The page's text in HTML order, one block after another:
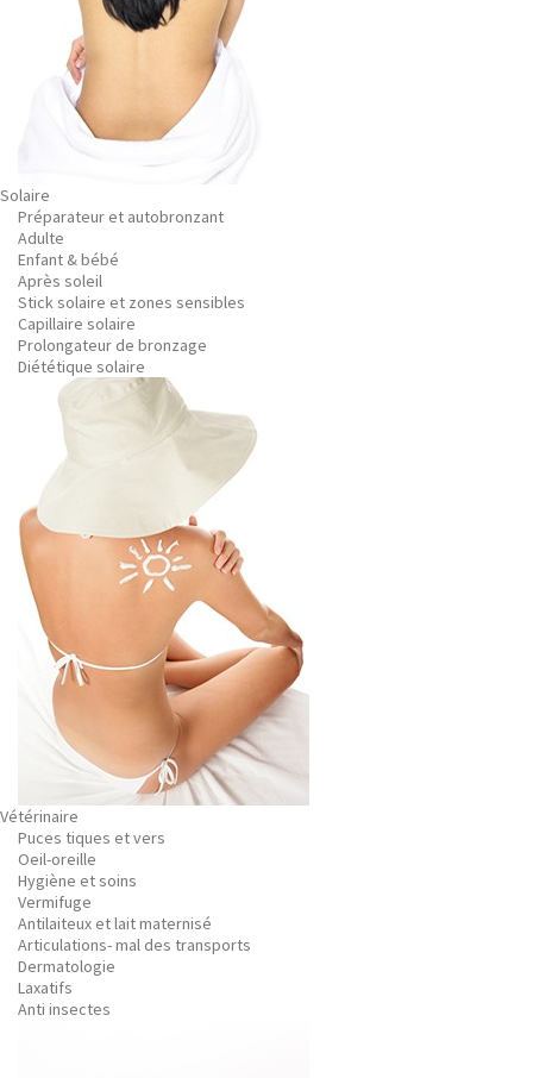
Solaire
Préparateur et autobronzant
Adulte
Enfant & bébé
Après soleil
Stick solaire et zones sensibles
Capillaire solaire
Prolongateur de bronzage
Diététique solaire
Vétérinaire
Puces tiques et vers
Oeil-oreille
Hygiène et soins
Vermifuge
Antilaiteux et lait maternisé
Articulations- mal des transports
Dermatologie
Laxatifs
Anti insectes